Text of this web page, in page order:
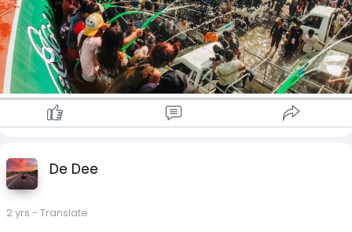
De Dee
2 yrs - Translate